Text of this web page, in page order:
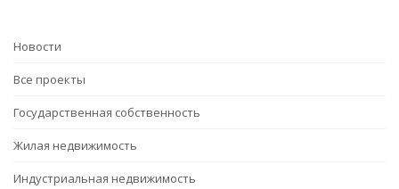
Hовости
Все проекты
Государственная собственность
Жилая недвижимость
Индустриальная недвижимость